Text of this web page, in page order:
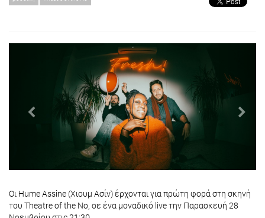
Οι Hume Assine (Χιουμ Ασίν) έρχονται για πρώτη φορά στη σκηνή
του Theatre of the No, σε ένα μοναδικό live την Παρασκευή 28